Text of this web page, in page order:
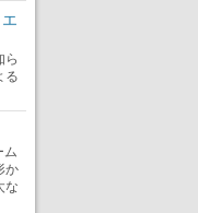
ら
る
ム
か
な